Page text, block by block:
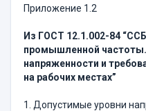
Приложение 1.2
Из ГОСТ 12.1.002-84
промышленной
напряженности и
на рабочих местах”
1. Допустимые уровни